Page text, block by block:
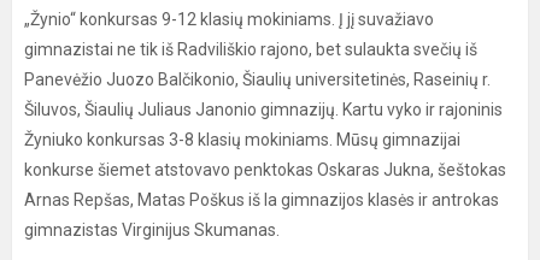
„Žynio“ konkursas 9-12 klasių mokiniams. Į jį suvažiavo
gimnazistai ne tik iš Radviliškio rajono, bet sulaukta svečių iš
Panevėžio Juozo Balčikonio, Šiaulių universitetinės, Raseinių r.
Šiluvos, Šiaulių Juliaus Janonio gimnazijų. Kartu vyko ir rajoninis
Žyniuko konkursas 3-8 klasių mokiniams. Mūsų gimnazijai
konkurse šiemet atstovavo penktokas Oskaras Jukna, šeštokas
Arnas Repšas, Matas Poškus iš Ia gimnazijos klasės ir antrokas
gimnazistas Virginijus Skumanas.